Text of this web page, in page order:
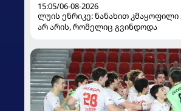
15:05/06-08-2026
ლუის ენრიკე: ნანახით კმაყოფილი
არ არის, რომელიც გვინდოდა